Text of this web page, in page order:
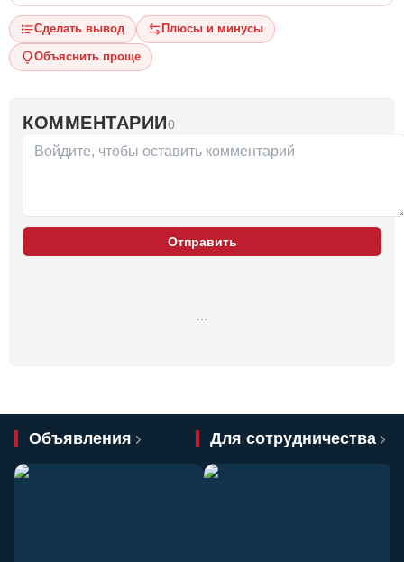
Сделать вывод Плюсы и минусы
Объяснить проще
КОММЕНТАРИИ0
Отправить
…
Объявления Для сотрудничества